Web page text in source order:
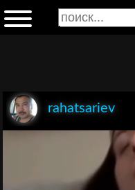
rahatsariev